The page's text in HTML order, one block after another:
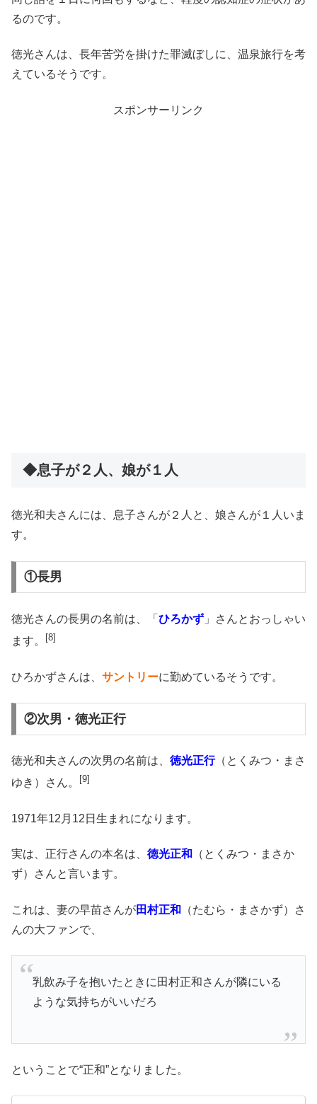
るのです。
徳光さんは、長年苦労を掛けた罪滅ぼしに、温泉旅行を考
えているそうです。
スポンサーリンク
◆息子が２人、娘が１人
徳光和夫さんには、息子さんが２人と、娘さんが１人いま
す。
①長男
徳光さんの長男の名前は、「 ひろかず 」さんとおっしゃい
ます。
[8]
ひろかずさんは、 サントリーに勤めているそうです。
②次男・徳光正行
徳光和夫さんの次男の名前は、 徳光正行（とくみつ・まさ
ゆき）さん。
[9]
1971年12月12日生まれになります。
実は、正行さんの本名は、 徳光正和
（とくみつ・まさか
ず）さんと言います。
これは、妻の早苗さんが田村正和
（たむら・まさかず）さ
んの大ファンで、
乳飲み子を抱いたときに田村正和さんが隣にいる
ような気持ちがいいだろ
ということで“正和”となりました。